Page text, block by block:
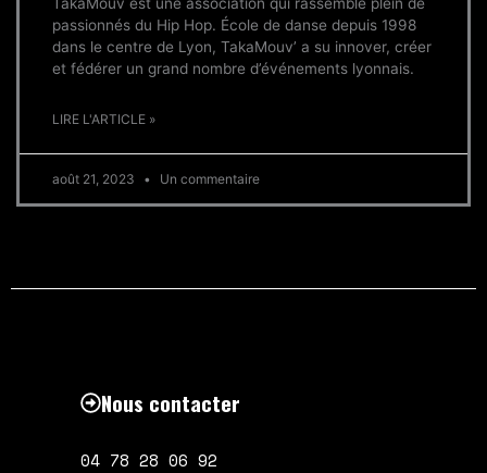
passionnés du Hip Hop. École de danse depuis 1998
dans le centre de Lyon, TakaMouv’ a su innover, créer
et fédérer un grand nombre d’événements lyonnais.
LIRE L'ARTICLE »
août 21, 2023 Un commentaire
Nous contacter
04 78 28 06 92